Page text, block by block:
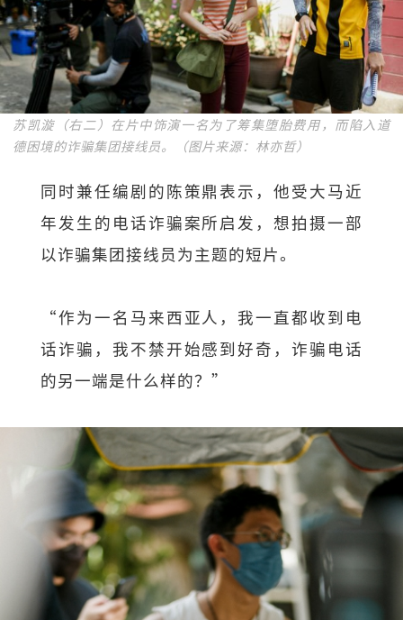
苏凯漩（右二）在片中饰演⼀名为了筹集堕胎费用，而陷入道
德困境的诈骗集团接线员。（图片来源：林亦哲）
同时兼任编剧的陈策鼎表示，他受大马近
年发生的电话诈骗案所启发，想拍摄⼀部
以诈骗集团接线员为主题的短片。
“作为一名马来西亚人，我一直都收到电
话诈骗，我不禁开始感到好奇，诈骗电话
的另一端是什么样的？”